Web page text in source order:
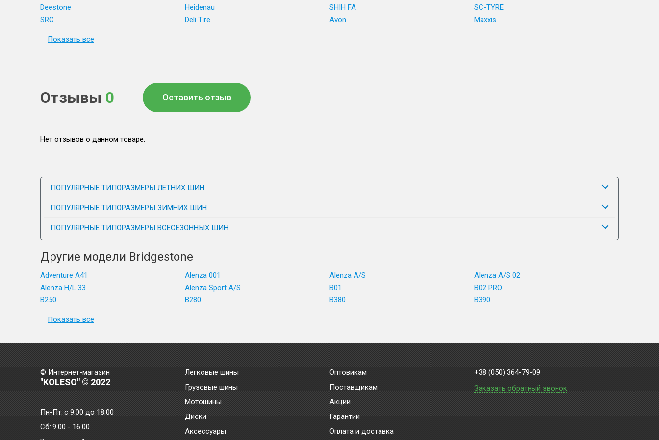
Deestone
Heidenau SHIH FA
SC-TYRE
SRC
Deli Tire Avon Maxxis
Показать все
Отзывы 0 Оставить отзыв
Нет отзывов о данном товаре.
ПОПУЛЯРНЫЕ ТИПОРАЗМЕРЫ ЛЕТНИХ ШИН
ПОПУЛЯРНЫЕ ТИПОРАЗМЕРЫ ЗИМНИХ ШИН
ПОПУЛЯРНЫЕ ТИПОРАЗМЕРЫ ВСЕСЕЗОННЫХ ШИН
Другие модели Bridgestone
Adventure A41 Alenza 001 Alenza A/S
Alenza A/S 02
Alenza H/L 33
Alenza Sport A/S B01
B02 PRO
B250
B280 B380 B390
Показать все
© Интернет-магазин
"KOLESO" © 2022
Пн-Пт:с 9.00 до 18.00
Сб: 9.00 - 16.00
Легковые шины
Грузовые шины
Мотошины
Диски
Аксессуары
Оптовикам
Поставщикам
Акции
Гарантии
Оплата и доставка
+38 (050) 364-79-09
Заказать обратный звонок